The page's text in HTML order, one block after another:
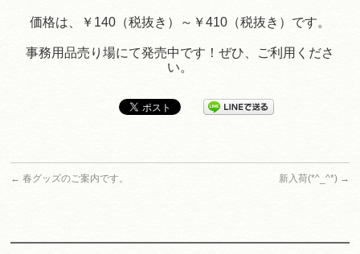
価格は、￥140（税抜き）～￥410（税抜き）です。
事務用品売り場にて発売中です！ぜひ、ご利用くださ
い。
← 春グッズのご案内です。 新入荷(*^_^*) →